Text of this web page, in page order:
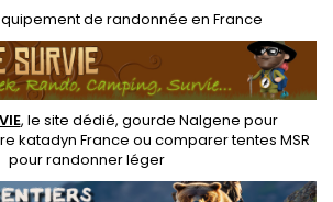
de randonnée en France
, le site dédié, gourde Nalgene pour
katadyn France ou comparer tentes MSR
pour randonner léger